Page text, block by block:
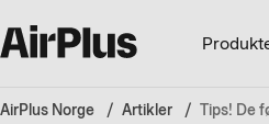
AirPlus Norge Artikler Tips! De